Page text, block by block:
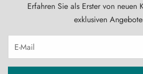
Erfahren Sie als Erster von neuen
exklusiven